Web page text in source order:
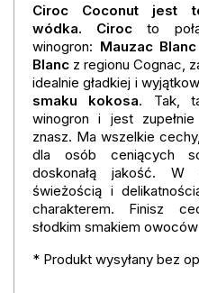
Ciroc Coconut jest
wódka. Ciroc to
winogron: Mauzac
Blanc z regionu Cognac,
idealnie gładkiej i
smaku kokosa. Tak,
winogron i jest
znasz. Ma wszelkie
dla osób ceniących
doskonałą jakość. W
świeżością i
charakterem. Finisz
słodkim smakiem
* Produkt wysyłany bez